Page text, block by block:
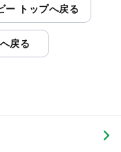
ー トップへ戻る
戻る